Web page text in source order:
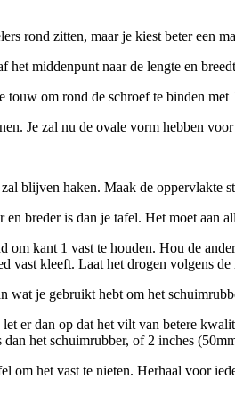
rond zitten, maar je kiest beter een
middenpunt naar de lengte en
om rond de schroef te binden met
Je zal nu de ovale vorm hebben
blijven haken. Maak de oppervlakte
breder is dan je tafel. Het moet aan
kant 1 vast te houden. Hou de
vast kleeft. Laat het drogen volgens
je gebruikt hebt om het
er dan op dat het vilt van betere
het schuimrubber, of 2 inches
om het vast te nieten. Herhaal voor